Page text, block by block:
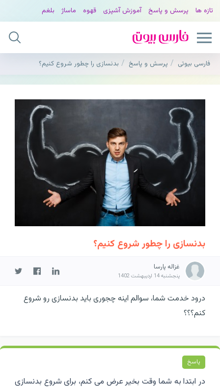
تازه ها پرسش و پاسخ آموزش آشپزی قهوه ماساژ بلغم
فارسی بیوتی پرسش و پاسخ بدنسازی را چطور شروع کنیم؟
بدنسازی را چطور شروع کنیم؟
غزاله پارسا
پنجشنبه 14 اردیبهشت 1402
درود خدمت شما، سوالم اینه چجوری باید بدنسازی رو شروع
کنم؟؟؟
پاسخ
در ابتدا به شما وقت بخیر عرض می کنم، برای شروع بدنسازی